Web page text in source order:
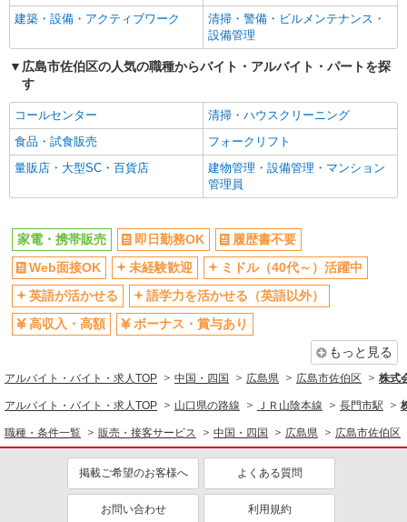
建築・設備・アクティブワーク
清掃・警備・ビルメンテナンス・
設備管理
広島市佐伯区の人気の職種からバイト・アルバイト・パートを探
す
コールセンター
清掃・ハウスクリーニング
食品・試食販売
フォークリフト
量販店・大型SC・百貨店
建物管理・設備管理・マンション
管理員
家電・携帯販売 即日勤務OK
履歴書不要
Web面接OK
未経験歓迎
ミドル（40代～）活躍中
英語が活かせる
語学力を活かせる（英語以外）
高収入・高額
ボーナス・賞与あり
もっと見る
アルバイト・バイト・求人TOP 中国・四国 広島県 広島市佐伯区 株式
アルバイト・バイト・求人TOP 山口県の路線 ＪＲ山陰本線 長門市駅
職種・条件一覧 販売・接客サービス 中国・四国 広島県 広島市佐伯区
掲載ご希望のお客様へ よくある質問
お問い合わせ 利用規約